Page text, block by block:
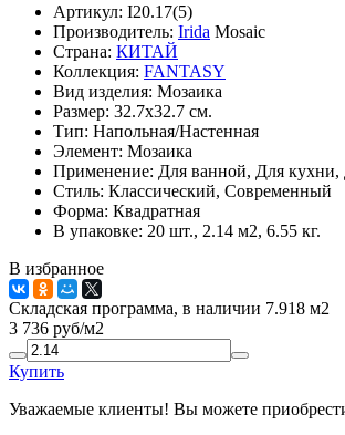
Артикул: I20.17(5)
Производитель: Irida Mosaic
Страна: КИТАЙ
Коллекция: FANTASY
Вид изделия: Мозаика
Размер: 32.7x32.7 см.
Тип: Напольная/Настенная
Элемент: Мозаика
Применение: Для ванной, Для кухни,
Стиль: Классический, Современный
Форма: Квадратная
В упаковке: 20 шт., 2.14 м2, 6.55 кг.
В избранное
Складская программа, в наличии 7.918 м2
3 736 руб/м2
Купить
Уважаемые клиенты! Вы можете